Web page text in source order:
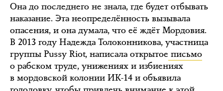
Она до последнего не знала, где будет отбывать
наказание. Эта неопределённость вызывала
опасения, и она думала, что её ждёт Мордовия.
В 2013 году Надежда Толоконникова, участница
группы Pussy Riot, написала открытое письмо
о рабском труде, унижениях и избиениях
в мордовской колонии ИК-14 и объявила